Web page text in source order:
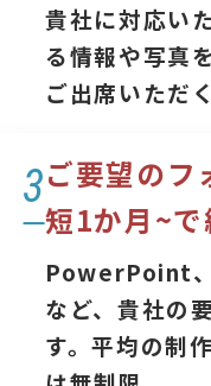
貴社に対応い
る情報や写真
ご出席いただ
3ご要望のフ
短1か月~で
PowerPoint
など、貴社の
す。平均の制